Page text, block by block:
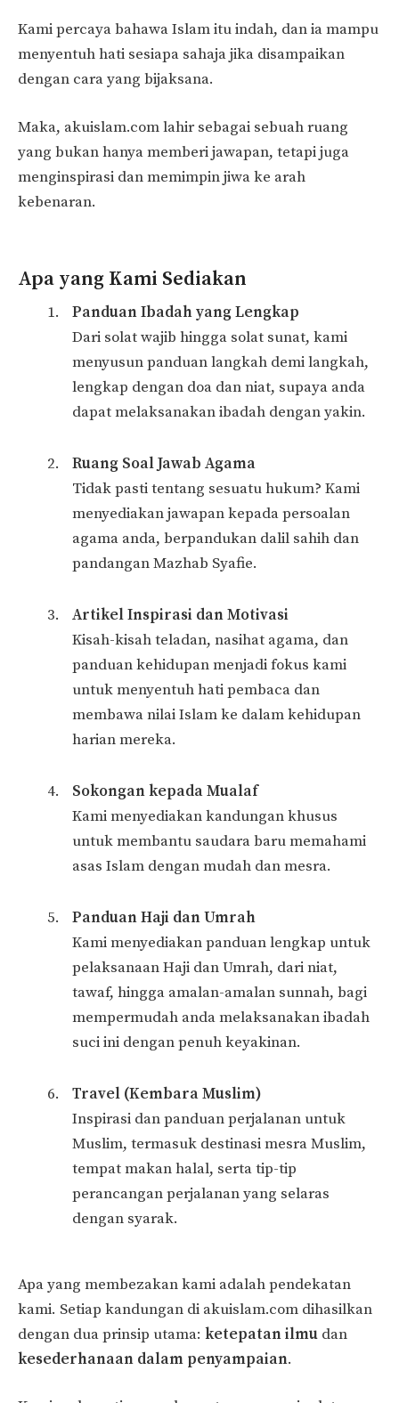
Kami percaya bahawa Islam itu indah, dan ia mampu
menyentuh hati sesiapa sahaja jika disampaikan
dengan cara yang bijaksana.
Maka, akuislam.com lahir sebagai sebuah ruang
yang bukan hanya memberi jawapan, tetapi juga
menginspirasi dan memimpin jiwa ke arah
kebenaran.
Apa yang Kami Sediakan
Panduan Ibadah yang Lengkap
Dari solat wajib hingga solat sunat, kami
menyusun panduan langkah demi langkah,
lengkap dengan doa dan niat, supaya anda
dapat melaksanakan ibadah dengan yakin.
Ruang Soal Jawab Agama
Tidak pasti tentang sesuatu hukum? Kami
menyediakan jawapan kepada persoalan
agama anda, berpandukan dalil sahih dan
pandangan Mazhab Syafie.
Artikel Inspirasi dan Motivasi
Kisah-kisah teladan, nasihat agama, dan
panduan kehidupan menjadi fokus kami
untuk menyentuh hati pembaca dan
membawa nilai Islam ke dalam kehidupan
harian mereka.
Sokongan kepada Mualaf
Kami menyediakan kandungan khusus
untuk membantu saudara baru memahami
asas Islam dengan mudah dan mesra.
Panduan Haji dan Umrah
Kami menyediakan panduan lengkap untuk
pelaksanaan Haji dan Umrah, dari niat,
tawaf, hingga amalan-amalan sunnah, bagi
mempermudah anda melaksanakan ibadah
suci ini dengan penuh keyakinan.
Travel (Kembara Muslim)
Inspirasi dan panduan perjalanan untuk
Muslim, termasuk destinasi mesra Muslim,
tempat makan halal, serta tip-tip
perancangan perjalanan yang selaras
dengan syarak.
Apa yang membezakan kami adalah pendekatan
kami. Setiap kandungan di akuislam.com dihasilkan
dengan dua prinsip utama: ketepatan ilmu dan
kesederhanaan dalam penyampaian.